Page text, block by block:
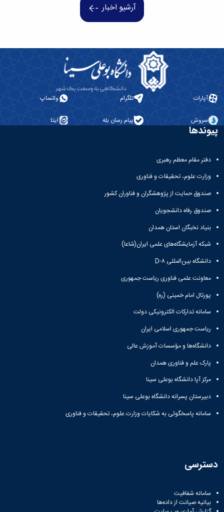
آرشیو اخبار
آپارات تلگرام واتساپ
سروش پیام رسان بله ایتا
پیوندها
دفتر مقام معظم رهبری
وزارت علوم، تحقیقات و فناوری
صندوق حمایت از پژوهشگران و فناوران کشور
صندوق رفاه دانشجویان
بنیاد نخبگان استان همدان
شبکه آزمایشگاه‌های علمی ایران(شاعا)
دانشگاه بین‌المللی D-۸
معاونت علمی فناوری ریاست جمهوری
پورتال امام خمینی (ره)
سامانه تدارکات الکترونیکی دولت
ریاست جمهوری اسلامی ایران
دانشگاه‌ها و مؤسسات آموزش عالی
پارک علم و فناوری همدان
مرکز آپا دانشگاه بوعلی سینا
دبیرستان پسرانه دانشگاه بوعلی سینا
سامانه پاسخگوئی به شکایات وزارت علوم، تحقیقات و فناوری
دسترسی
سامانه شفافیت
بیانیه صیانت از داده‌ها